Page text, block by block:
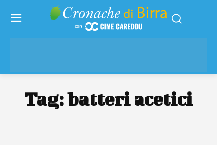
Tag:batteri acetici